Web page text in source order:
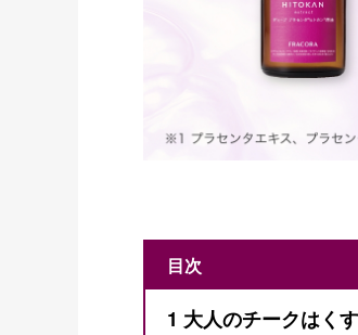
目次
1 大人のチークはく